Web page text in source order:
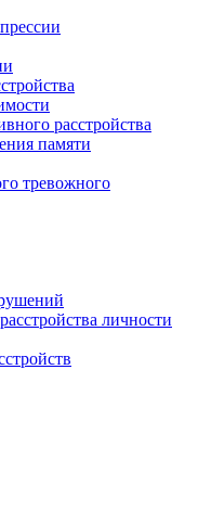
расстройства
памяти
тревожного
личности